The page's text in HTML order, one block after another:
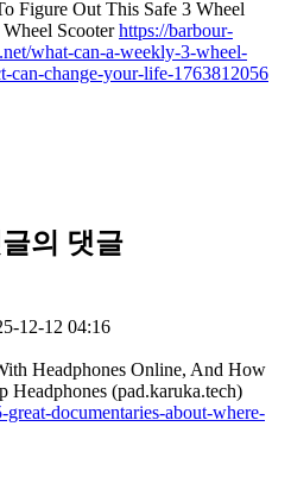
Figure Out This Safe 3 Wheel
Scooterhttps://barbour-
what-can-a-weekly-3-wheel-
can-change-your-life-1763812056
의 댓글
12-12 04:16
Headphones Online, And How
Headphones (pad.karuka.tech)
great-documentaries-about-where-